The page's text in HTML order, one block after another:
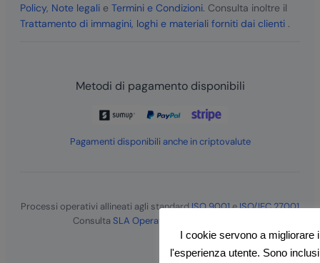
Policy, Note legali e Termini e Condizioni. Consulta inoltre il
Trattamento di immagini, loghi e materiali forniti dai clienti .
Metodi di pagamento disponibili
Pagamenti disponibili anche in criptovalute
Processi operativi allineati agli standardISO 9001eISO/IEC 27001
Consulta SLA Operativo
I cookie servono a
l'esperienza utente. Sono